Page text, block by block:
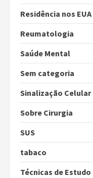
Residência nos EUA
Reumatologia
Saúde Mental
Sem categoria
Sinalização Celular
Sobre Cirurgia
SUS
tabaco
Técnicas de Estudo